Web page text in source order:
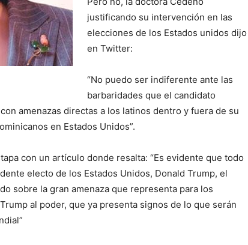
justificando su intervención en las
elecciones de los Estados unidos dijo
en Twitter:
“No puedo ser indiferente ante las
barbaridades que el candidato
amenazas directas a los latinos dentro y fuera de su
en Estados Unidos”.
con un artículo donde resalta: “Es evidente que todo
electo de los Estados Unidos, Donald Trump, el
sobre la gran amenaza que representa para los
al poder, que ya presenta signos de lo que serán